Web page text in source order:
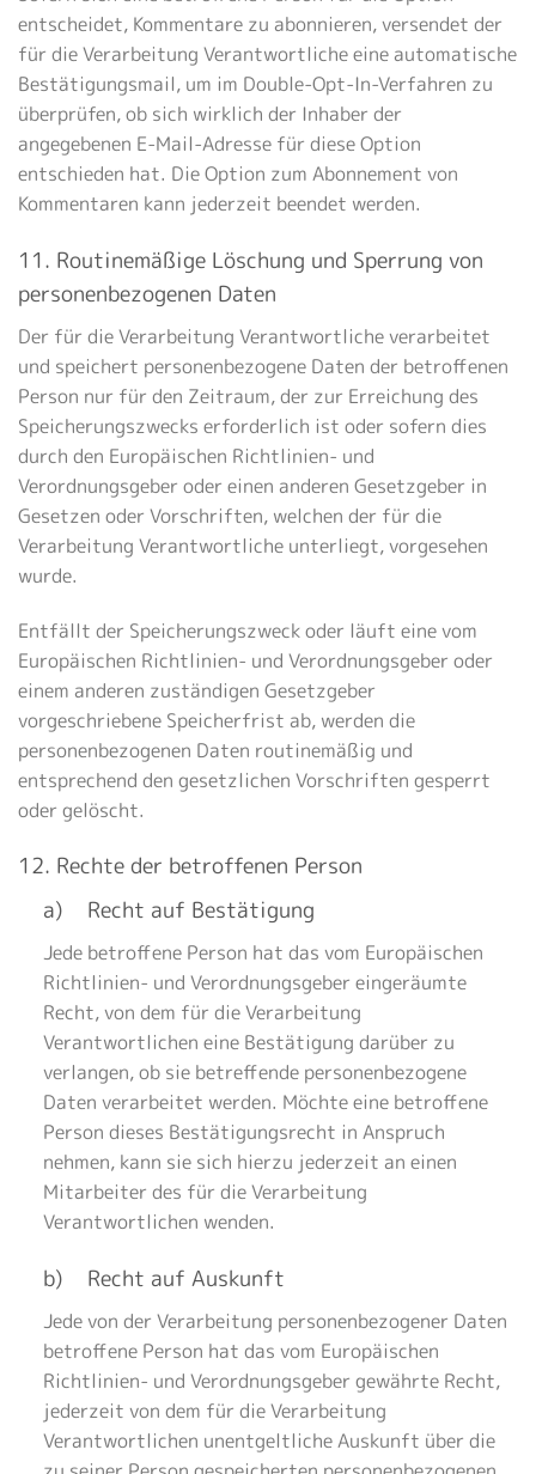
entscheidet, Kommentare zu abonnieren, versendet der
für die Verarbeitung Verantwortliche eine automatische
Bestätigungsmail, um im Double-Opt-In-Verfahren zu
überprüfen, ob sich wirklich der Inhaber der
angegebenen E-Mail-Adresse für diese Option
entschieden hat. Die Option zum Abonnement von
Kommentaren kann jederzeit beendet werden.
11. Routinemäßige Löschung und Sperrung von
personenbezogenen Daten
Der für die Verarbeitung Verantwortliche verarbeitet
und speichert personenbezogene Daten der betroffenen
Person nur für den Zeitraum, der zur Erreichung des
Speicherungszwecks erforderlich ist oder sofern dies
durch den Europäischen Richtlinien- und
Verordnungsgeber oder einen anderen Gesetzgeber in
Gesetzen oder Vorschriften, welchen der für die
Verarbeitung Verantwortliche unterliegt, vorgesehen
wurde.
Entfällt der Speicherungszweck oder läuft eine vom
Europäischen Richtlinien- und Verordnungsgeber oder
einem anderen zuständigen Gesetzgeber
vorgeschriebene Speicherfrist ab, werden die
personenbezogenen Daten routinemäßig und
entsprechend den gesetzlichen Vorschriften gesperrt
oder gelöscht.
12. Rechte der betroffenen Person
a) Recht auf Bestätigung
Jede betroffene Person hat das vom Europäischen
Richtlinien- und Verordnungsgeber eingeräumte
Recht, von dem für die Verarbeitung
Verantwortlichen eine Bestätigung darüber zu
verlangen, ob sie betreffende personenbezogene
Daten verarbeitet werden. Möchte eine betroffene
Person dieses Bestätigungsrecht in Anspruch
nehmen, kann sie sich hierzu jederzeit an einen
Mitarbeiter des für die Verarbeitung
Verantwortlichen wenden.
b) Recht auf Auskunft
Jede von der Verarbeitung personenbezogener Daten
betroffene Person hat das vom Europäischen
Richtlinien- und Verordnungsgeber gewährte Recht,
jederzeit von dem für die Verarbeitung
Verantwortlichen unentgeltliche Auskunft über die